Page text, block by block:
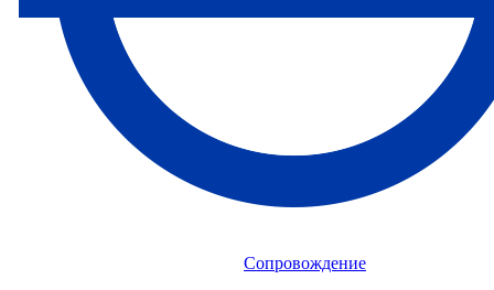
Сопровождение